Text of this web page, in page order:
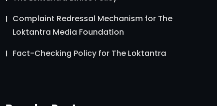
Complaint Redressal Mechanism for The
Loktantra Media Foundation
Fact-Checking Policy for The Loktantra